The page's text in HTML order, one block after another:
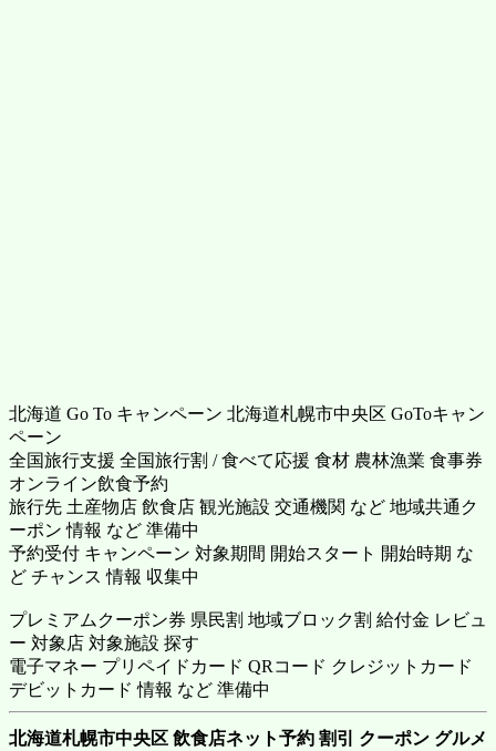
北海道 Go To キャンペーン 北海道札幌市中央区 GoToキャン
ペーン
全国旅行支援 全国旅行割 / 食べて応援 食材 農林漁業 食事券
オンライン飲食予約
旅行先 土産物店 飲食店 観光施設 交通機関 など 地域共通ク
ーポン 情報 など 準備中
予約受付 キャンペーン 対象期間 開始スタート 開始時期 な
ど チャンス 情報 収集中
プレミアムクーポン券 県民割 地域ブロック割 給付金 レビュ
ー 対象店 対象施設 探す
電子マネー プリペイドカード QRコード クレジットカード
デビットカード 情報 など 準備中
北海道札幌市中央区 飲食店ネット予約 割引 クーポン グルメ